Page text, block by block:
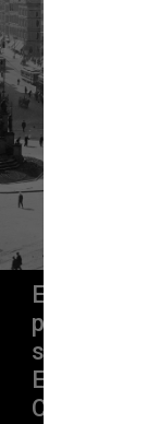
Ela
por volta de
se tornou a
EUA, disse